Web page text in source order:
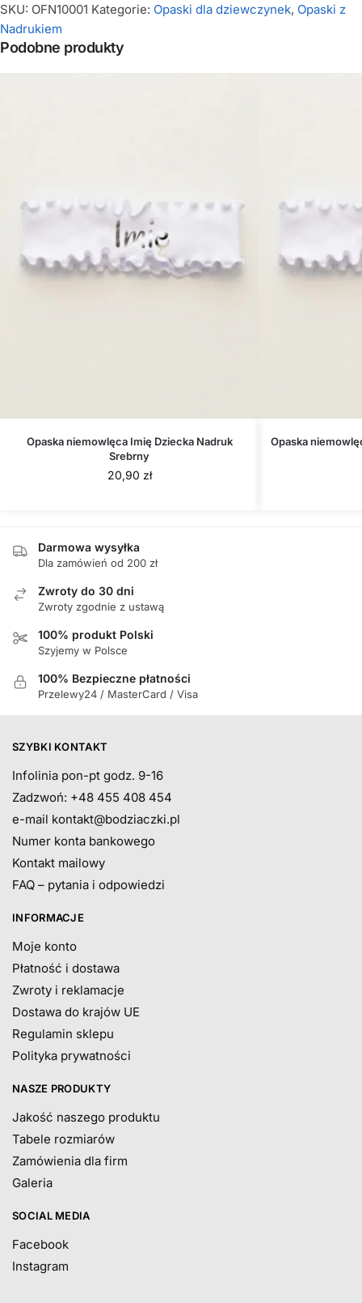
SKU: OFN10001 Kategorie: Opaski dla dziewczynek, Opaski z
Nadrukiem
Podobne produkty
Opaska niemowlęca Imię Dziecka Nadruk
Srebrny
20,90 zł
Opaska
Darmowa wysyłka
Dla zamówień od 200 zł
Zwroty do 30 dni
Zwroty zgodnie z ustawą
100% produkt Polski
Szyjemy w Polsce
100% Bezpieczne płatności
Przelewy24 / MasterCard / Visa
SZYBKI KONTAKT
Infolinia pon-pt godz. 9-16
Zadzwoń: +48 455 408 454
e-mail kontakt@bodziaczki.pl
Numer konta bankowego
Kontakt mailowy
FAQ – pytania i odpowiedzi
INFORMACJE
Moje konto
Płatność i dostawa
Zwroty i reklamacje
Dostawa do krajów UE
Regulamin sklepu
Polityka prywatności
NASZE PRODUKTY
Jakość naszego produktu
Tabele rozmiarów
Zamówienia dla firm
Galeria
SOCIAL MEDIA
Facebook
Instagram